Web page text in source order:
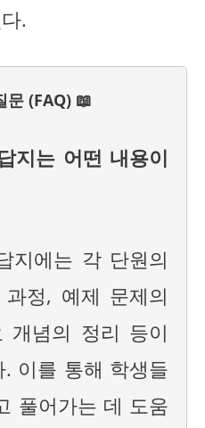
.
문 (FAQ) 📖
지는 어떤 내용이
지에는 각 단원의
정, 예제 문제의
개념의 정리 등이
이를 통해 학생들
풀어가는 데 도움